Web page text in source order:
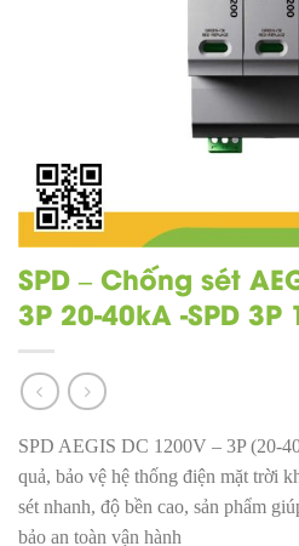
SPD – Chống sét
3P 20-40kA -SPD
SPD AEGIS DC 1200V – 3P (20-
quả, bảo vệ hệ thống điện mặt trời
sét nhanh, độ bền cao, sản phẩm
bảo an toàn vận hành